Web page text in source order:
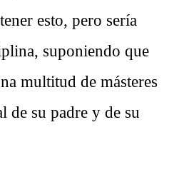
esto, pero sería
suponiendo que
multitud de másteres
de su padre y de su